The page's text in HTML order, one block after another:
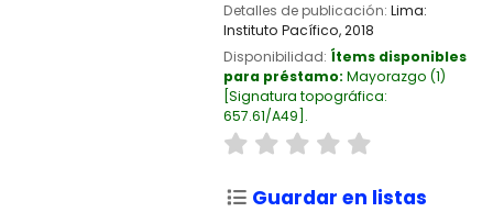
Detalles de publicación: Lima:
Instituto Pacífico,2018
Disponibilidad: Ítems disponibles
para préstamo: Mayorazgo (1)
Signatura topográfica:
657.61/A49 .
Guardar en listas